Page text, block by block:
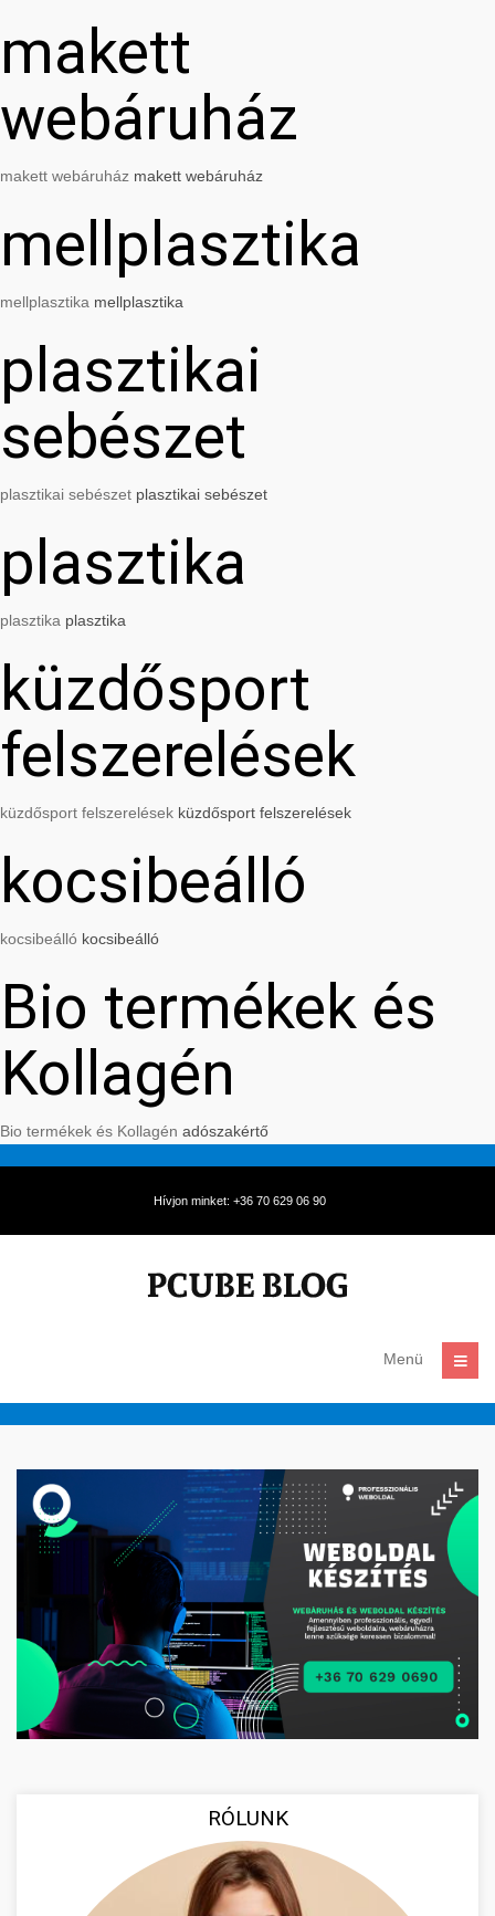
makett
webáruház
makett webáruház makett webáruház
mellplasztika
mellplasztika mellplasztika
plasztikai
sebészet
plasztikai sebészet plasztikai sebészet
plasztika
plasztika plasztika
küzdősport
felszerelések
küzdősport felszerelések küzdősport felszerelések
kocsibeálló
kocsibeálló kocsibeálló
Bio termékek és
Kollagén
Bio termékek és Kollagén adószakértő
Hívjon minket: +36 70 629 06 90
Menü
RÓLUNK